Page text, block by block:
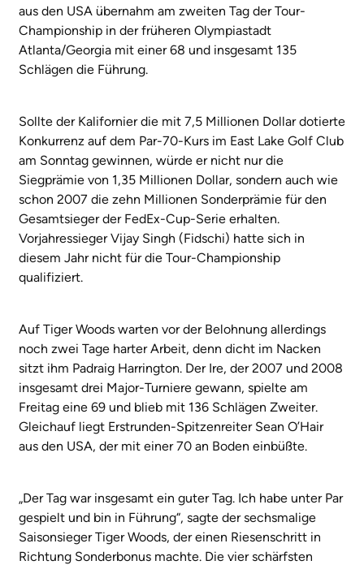
aus den USA übernahm am zweiten Tag der Tour-
Championship in der früheren Olympiastadt
Atlanta/Georgia mit einer 68 und insgesamt 135
Schlägen die Führung.
Sollte der Kalifornier die mit 7,5 Millionen Dollar dotierte
Konkurrenz auf dem Par-70-Kurs im East Lake Golf Club
am Sonntag gewinnen, würde er nicht nur die
Siegprämie von 1,35 Millionen Dollar, sondern auch wie
schon 2007 die zehn Millionen Sonderprämie für den
Gesamtsieger der FedEx-Cup-Serie erhalten.
Vorjahressieger Vijay Singh (Fidschi) hatte sich in
diesem Jahr nicht für die Tour-Championship
qualifiziert.
Auf Tiger Woods warten vor der Belohnung allerdings
noch zwei Tage harter Arbeit, denn dicht im Nacken
sitzt ihm Padraig Harrington. Der Ire, der 2007 und 2008
insgesamt drei Major-Turniere gewann, spielte am
Freitag eine 69 und blieb mit 136 Schlägen Zweiter.
Gleichauf liegt Erstrunden-Spitzenreiter Sean O’Hair
aus den USA, der mit einer 70 an Boden einbüßte.
„Der Tag war insgesamt ein guter Tag. Ich habe unter Par
gespielt und bin in Führung“, sagte der sechsmalige
Saisonsieger Tiger Woods, der einen Riesenschritt in
Richtung Sonderbonus machte. Die vier schärfsten